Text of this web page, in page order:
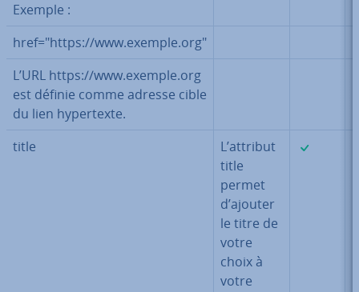
Exemple :
href="https://www.exemple.org"
L’URL https://www.exemple.org
est définie comme adresse cible
du lien hy­per­texte.
title
L’attribut
title
permet
d’ajouter
le titre de
votre
choix à
votre